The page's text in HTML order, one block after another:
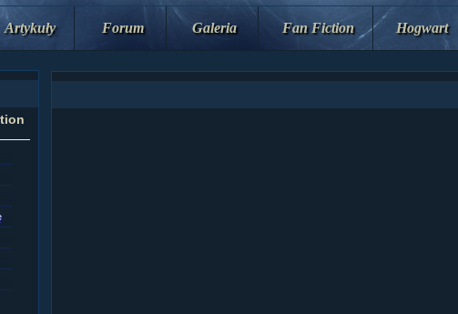
Artykuły Forum Galeria Fan Fiction Hogwart